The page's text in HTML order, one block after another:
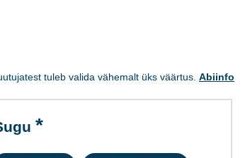
tuleb valida vähemalt üks väärtus. Abiinfo
Sugu